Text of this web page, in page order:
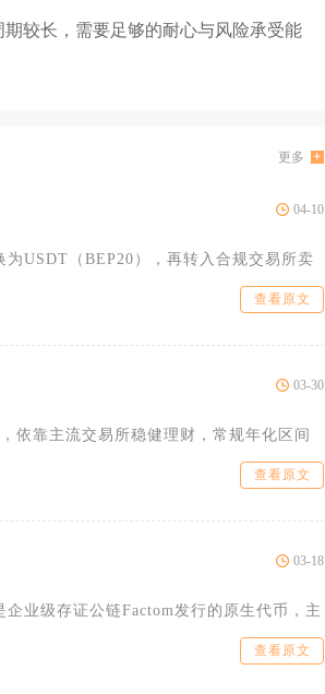
较长，需要足够的耐心与风险承受能
更多
04-10
USDT（BEP20），再转入合规交易所卖
查看原文
03-30
依靠主流交易所稳健理财，常规年化区间
查看原文
03-18
业级存证公链Factom发行的原生代币，主
查看原文